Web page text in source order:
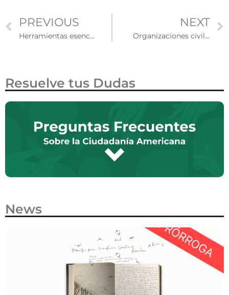
PREVIOUS
Herramientas esenciales para la integración de mexicanos en Estados Unidos
NEXT
Organizaciones civiles que brindan apoyo a inmigrantes mexicanos en EE. UU.
Resuelve tus Dudas
News